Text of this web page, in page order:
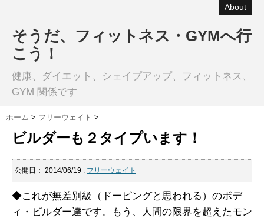
About
そうだ、フィットネス・GYMへ行
こう！
健康、ダイエット、シェイプアップ、フィットネス、
GYM 関係です
ホーム > フリーウェイト >
ビルダーも２タイプいます！
公開日： 2014/06/19 : フリーウェイト
◆これが無差別級（ドーピングと思われる）のボデ
ィ・ビルダー達です。もう、人間の限界を超えたモン